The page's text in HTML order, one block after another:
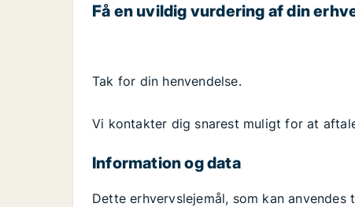
Få en uvildig vurdering af din
Tak for din henvendelse.
Vi kontakter dig snarest muligt for at
Information og data
Dette erhvervslejemål, som kan